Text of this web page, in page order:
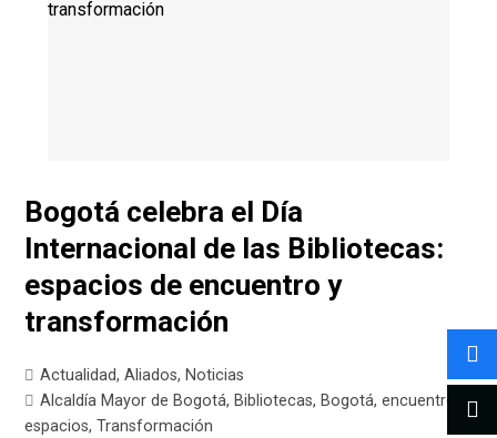
Bogotá celebra el Día
Internacional de las Bibliotecas:
espacios de encuentro y
transformación
Actualidad,Aliados, Noticias
Alcaldía Mayor de Bogotá, Bibliotecas, Bogotá,encuentro
espacios,Transformación